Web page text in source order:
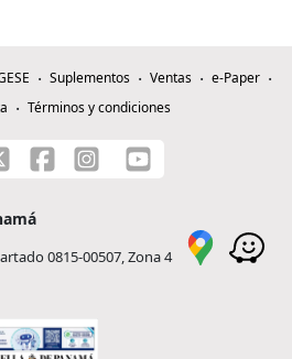
Suplementos Ventas
e-Paper
Términos y condiciones
0815-00507, Zona 4